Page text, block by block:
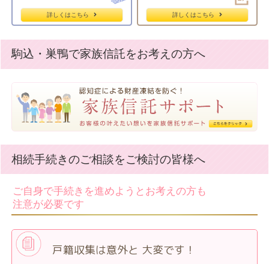
詳しくはこちら 詳しくはこちら
駒込・巣鴨で家族信託をお考えの方へ
相続手続きのご相談をご検討の皆様へ
ご自身で手続きを進めようとお考えの方も
注意が必要です
戸籍収集は意外と 大変です！